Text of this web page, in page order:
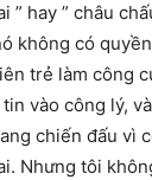
” hay ” châu
không có
trẻ làm công
vào công lý,
chiến đấu vì
Nhưng tôi